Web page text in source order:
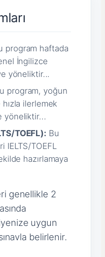
program haftada
İngilizce
yöneliktir...
program, yoğun
ilerlemek
yöneliktir...
TOEFL): Bu
IELTS/TOEFL
hazırlamaya
genellikle 2
uygun
belirlenir.